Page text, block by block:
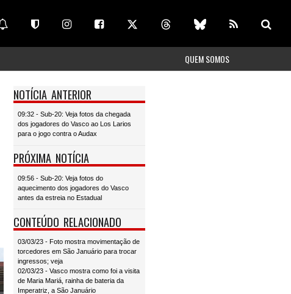
QUEM SOMOS
NOTÍCIA ANTERIOR
09:32 - Sub-20: Veja fotos da chegada
dos jogadores do Vasco ao Los Larios
para o jogo contra o Audax
PRÓXIMA NOTÍCIA
09:56 - Sub-20: Veja fotos do
aquecimento dos jogadores do Vasco
antes da estreia no Estadual
CONTEÚDO RELACIONADO
03/03/23 - Foto mostra movimentação de
torcedores em São Januário para trocar
ingressos; veja
02/03/23 - Vasco mostra como foi a visita
de Maria Mariá, rainha de bateria da
Imperatriz, a São Januário